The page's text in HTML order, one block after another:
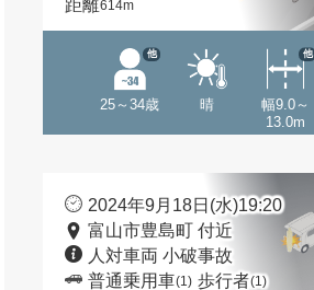
距離614m
25～34歳
他
晴
幅9.0～
13.0m
他
2024年9月18日(水)19:20
富山市豊島町 付近
人対車両 小破事故
普通乗用車(1) 歩行者(1)